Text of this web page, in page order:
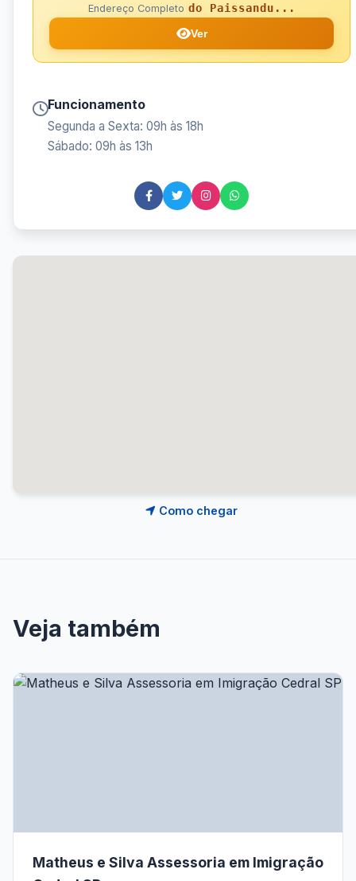
Endereço Completo do Paissandu...
Ver
Funcionamento
Segunda a Sexta: 09h às 18h
Sábado: 09h às 13h
Como chegar
Veja também
Matheus e Silva Assessoria em Imigração